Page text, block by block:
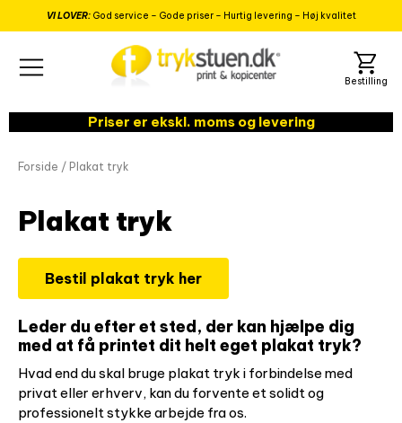
VI LOVER:God service – Gode priser – Hurtig levering – Høj kvalitet
Priser er ekskl. moms og levering
Forside / Plakat tryk
Plakat tryk
Bestil plakat tryk her
Leder du efter et sted, der kan hjælpe dig
med at få printet dit helt eget plakat tryk?
Hvad end du skal bruge plakat tryk i forbindelse med
privat eller erhverv, kan du forvente et solidt og
professionelt stykke arbejde fra os.